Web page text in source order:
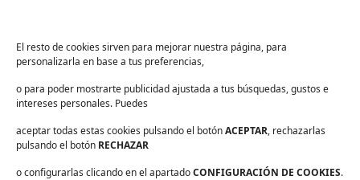
El resto de cookies sirven para mejorar nuestra página, para
personalizarla en base a tus preferencias,
o para poder mostrarte publicidad ajustada a tus búsquedas, gustos e
intereses personales. Puedes
aceptar todas estas cookies pulsando el botónACEPTAR, rechazarlas
pulsando el botón RECHAZAR
o configurarlas clicando en el apartadoCONFIGURACIÓN DE COOKIES.
Suscríbete para recibir noticias exclusivas y ofertas.
Correo
electrónico*
sector *
Consentimiento*
He leído y acepto laspolíticas de privacidad.*